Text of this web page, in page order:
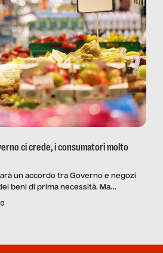
ci crede, i consumatori molto
un accordo tra Governo e negozi
beni di prima necessità. Ma
(come nel caso di Ferrero) ed è